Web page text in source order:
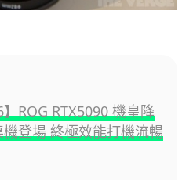
ROG RTX5090 機皇降
登場 終極效能打機流暢